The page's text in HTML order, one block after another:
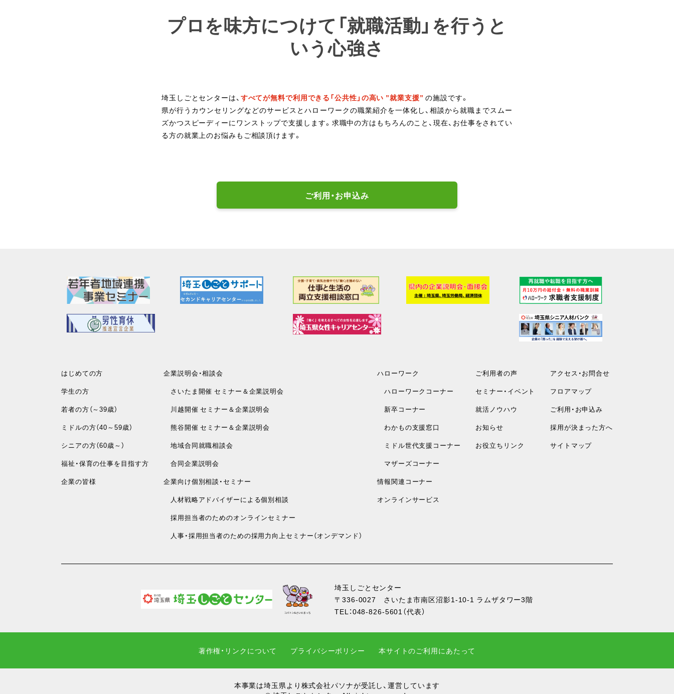
プロを味方につけて「就職活動」を行うと
いう心強さ
埼玉しごとセンターは、 すべてが無料で利用できる「公共性」の高い ”就業支援” の施設です。
県が行うカウンセリングなどのサービスとハローワークの職業紹介を一体化し、相談から就職までスムー
ズかつスピーディーにワンストップで支援します。求職中の方はもちろんのこと、現在、お仕事をされてい
る方の就業上のお悩みもご相談頂けます。
ご利用・お申込み
はじめての方
学生の方
若者の方（～39歳）
ミドルの方（40～59歳）
シニアの方（60歳～）
福祉・保育の仕事を目指す方
企業の皆様
企業説明会・相談会
さいたま開催 セミナー＆企業説明会
川越開催 セミナー＆企業説明会
熊谷開催 セミナー＆企業説明会
地域合同就職相談会
合同企業説明会
企業向け個別相談・セミナー
人材戦略アドバイザーによる個別相談
採用担当者のためのオンラインセミナー
人事・採用担当者のための採用力向上セミナー（オンデマンド）
ハローワーク
ハローワークコーナー
新卒コーナー
わかもの支援窓口
ミドル世代支援コーナー
マザーズコーナー
情報関連コーナー
オンラインサービス
ご利用者の声
セミナー・イベント
就活ノウハウ
お知らせ
お役立ちリンク
アクセス・お問合せ
フロアマップ
ご利用・お申込み
採用が決まった方へ
サイトマップ
埼玉しごとセンター
〒336-0027 さいたま市南区沼影1-10-1 ラムザタワー3階
TEL：048-826-5601（代表）
著作権・リンクについて プライバシーポリシー 本サイトのご利用にあたって
本事業は埼玉県より株式会社パソナが受託し、運営しています